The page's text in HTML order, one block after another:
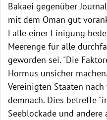
Bakaei gegenüber
mit dem Oman gut
Falle einer Einigung
Meerenge für alle
geworden sei. "Die
Hormus unsicher
Vereinigten Staaten
demnach. Dies betreffe
Seeblockade und andere